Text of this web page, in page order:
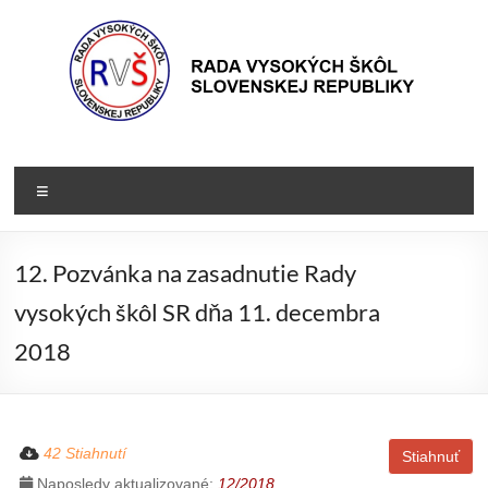
Rada
VŠ
škôl
12. Pozvánka na zasadnutie Rady
vysokých škôl SR dňa 11. decembra
2018
Stiahnuť
42 Stiahnutí
Naposledy aktualizované: 12/2018